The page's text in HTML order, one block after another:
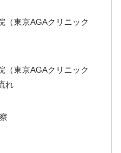
（東京AGAクリニック
（東京AGAクリニック
れ